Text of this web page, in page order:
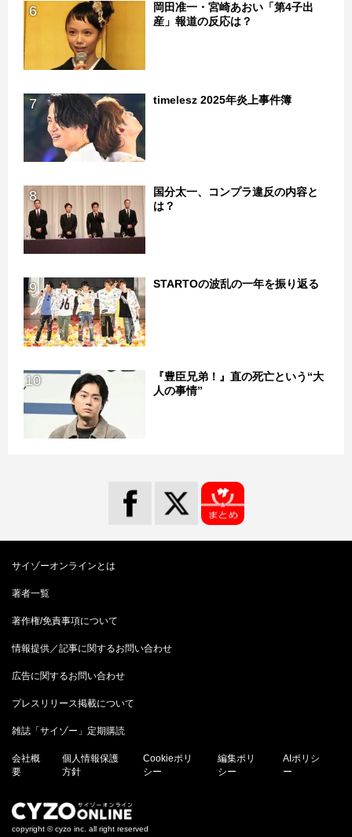
6
岡田准一・宮崎あおい「第4子出
産」報道の反応は？
7 timelesz 2025年炎上事件簿
8
国分太一、コンプラ違反の内容と
は？
9 STARTOの波乱の一年を振り返る
10
『豊臣兄弟！』直の死亡という“大
人の事情”
サイゾーオンラインとは
著者一覧
著作権/免責事項について
情報提供／記事に関するお問い合わせ
広告に関するお問い合わせ
プレスリリース掲載について
雑誌「サイゾー」定期購読
会社概
要
個人情報保護
方針
Cookieポリ
シー
編集ポリ
シー
AIポリシ
ー
copyright © cyzo inc. all right reserved